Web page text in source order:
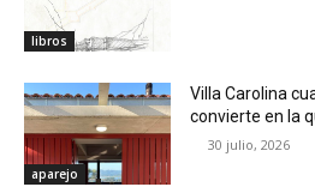
libros
aparejo
Villa Carolina
convierte en la
30 julio, 2026